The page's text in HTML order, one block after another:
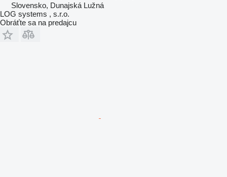
Slovensko, Dunajská Lužná
LOG systems , s.r.o.
Obráťte sa na predajcu